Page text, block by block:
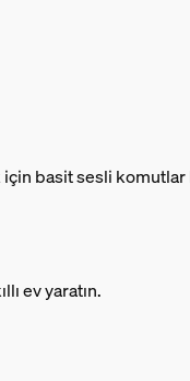
basit sesli
ev yaratın.